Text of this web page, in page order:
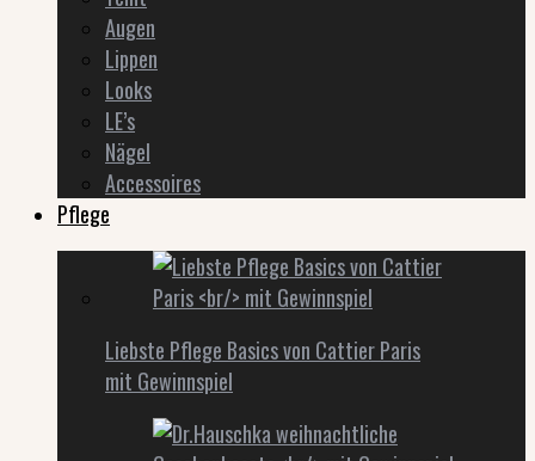
Augen
Lippen
Looks
LE’s
Nägel
Accessoires
Pflege
Liebste Pflege Basics von Cattier Paris
mit Gewinnspiel